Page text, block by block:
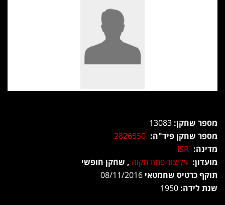
מספר שחקן:
מספר שחקן פיד"ה: 2826550
מדינה: ISR
מועדון: אליצור פתח תקוה , שחקן חופשי
תוקף כרטיס שחמטאי
שנת לידה: